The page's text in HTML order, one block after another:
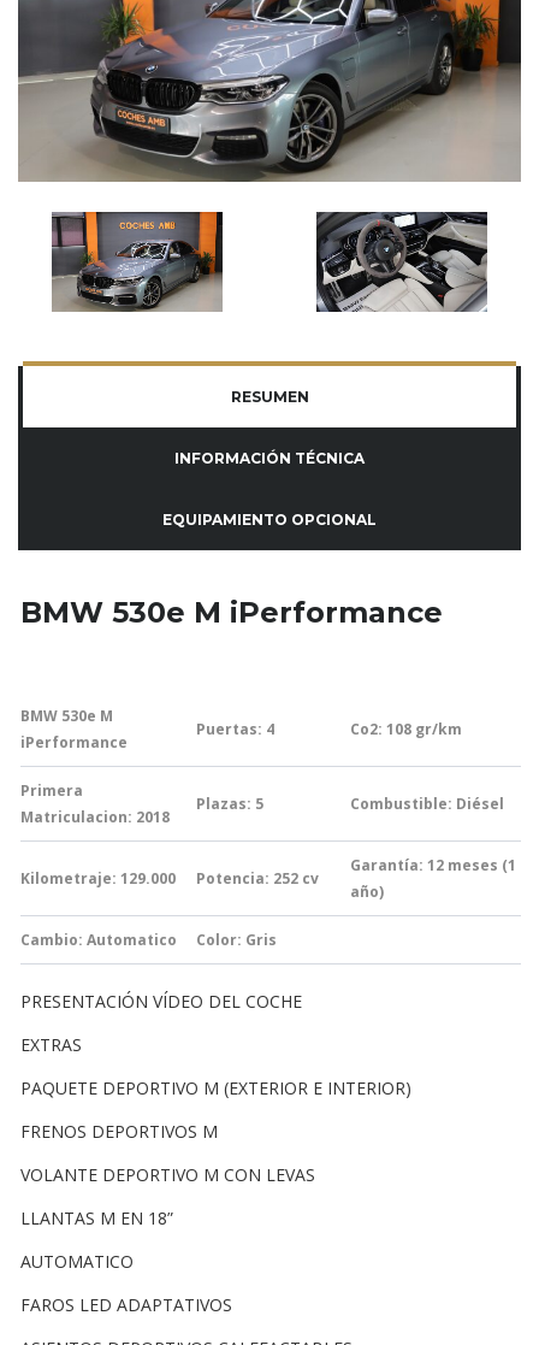
RESUMEN
INFORMACIÓN TÉCNICA
EQUIPAMIENTO OPCIONAL
BMW 530e M iPerformance
BMW 530e M
iPerformance
Puertas: 4 Co2: 108 gr/km
Primera
Matriculacion: 2018
Plazas: 5 Combustible: Diésel
Kilometraje: 129.000 Potencia: 252 cv
Garantía: 12 meses (1
año)
Cambio: Automatico Color: Gris
PRESENTACIÓN VÍDEO DEL COCHE
EXTRAS
PAQUETE DEPORTIVO M (EXTERIOR E INTERIOR)
FRENOS DEPORTIVOS M
VOLANTE DEPORTIVO M CON LEVAS
LLANTAS M EN 18”
AUTOMATICO
FAROS LED ADAPTATIVOS